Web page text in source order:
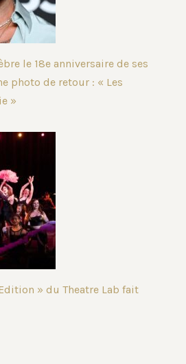
le 18e anniversaire de ses
photo de retour : « Les
»
» du Theatre Lab fait